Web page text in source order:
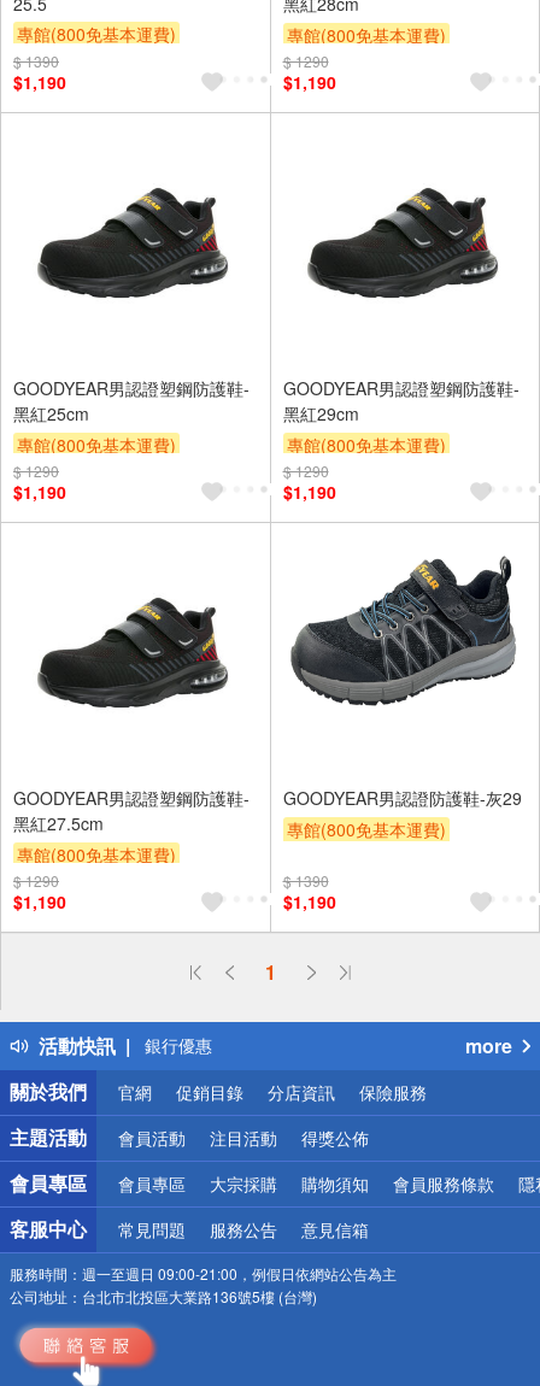
專館(800免基本運費)
滿額9折
$ 1390
$1,190
專館(800免基本運費)
滿額9折
$ 1290
$1,190
GOODYEAR男認證塑鋼防護鞋-
黑紅25cm
專館(800免基本運費)
滿額9折
$ 1290
$1,190
GOODYEAR男認證塑鋼防護鞋-
黑紅29cm
專館(800免基本運費)
滿額9折
$ 1290
$1,190
GOODYEAR男認證塑鋼防護鞋-
黑紅27.5cm
專館(800免基本運費)
滿額9折
$ 1290
$1,190
GOODYEAR男認證防護鞋-灰29
專館(800免基本運費)
$ 1390
$1,190
1
活動快訊
詐騙網頁！請小心！
熱門話題
銀行優惠
偏遠地區配送
詐騙網頁！請小心！
more
關於我們
官網 促銷目錄 分店資訊 保險服務
主題活動 會員活動 注目活動 得獎公佈
會員專區 會員專區 大宗採購 購物須知 會員服務條款 隱
客服中心 常見問題 服務公告 意見信箱
服務時間： 週一至週日 09:00-21:00，例假日依網站公告為主
公司地址： 台北市北投區大業路136號5樓 (台灣)